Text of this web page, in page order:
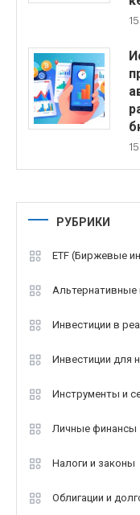
РУБРИКИ
ETF (Биржевые
Альтернативные
Инвестиции в
Инвестиции для
Инструменты и
Личные финансы
Налоги и законы
Облигации и